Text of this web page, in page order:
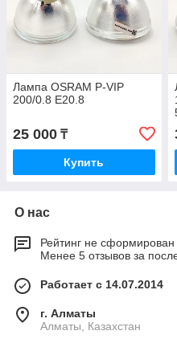
Лампа OSRAM P-VIP
200/0.8 E20.8
25 000 ₸
Купить
О нас
Рейтинг не сформирован
Менее 5 отзывов за
Работает с 14.07.2014
г. Алматы
Алматы, Казахстан